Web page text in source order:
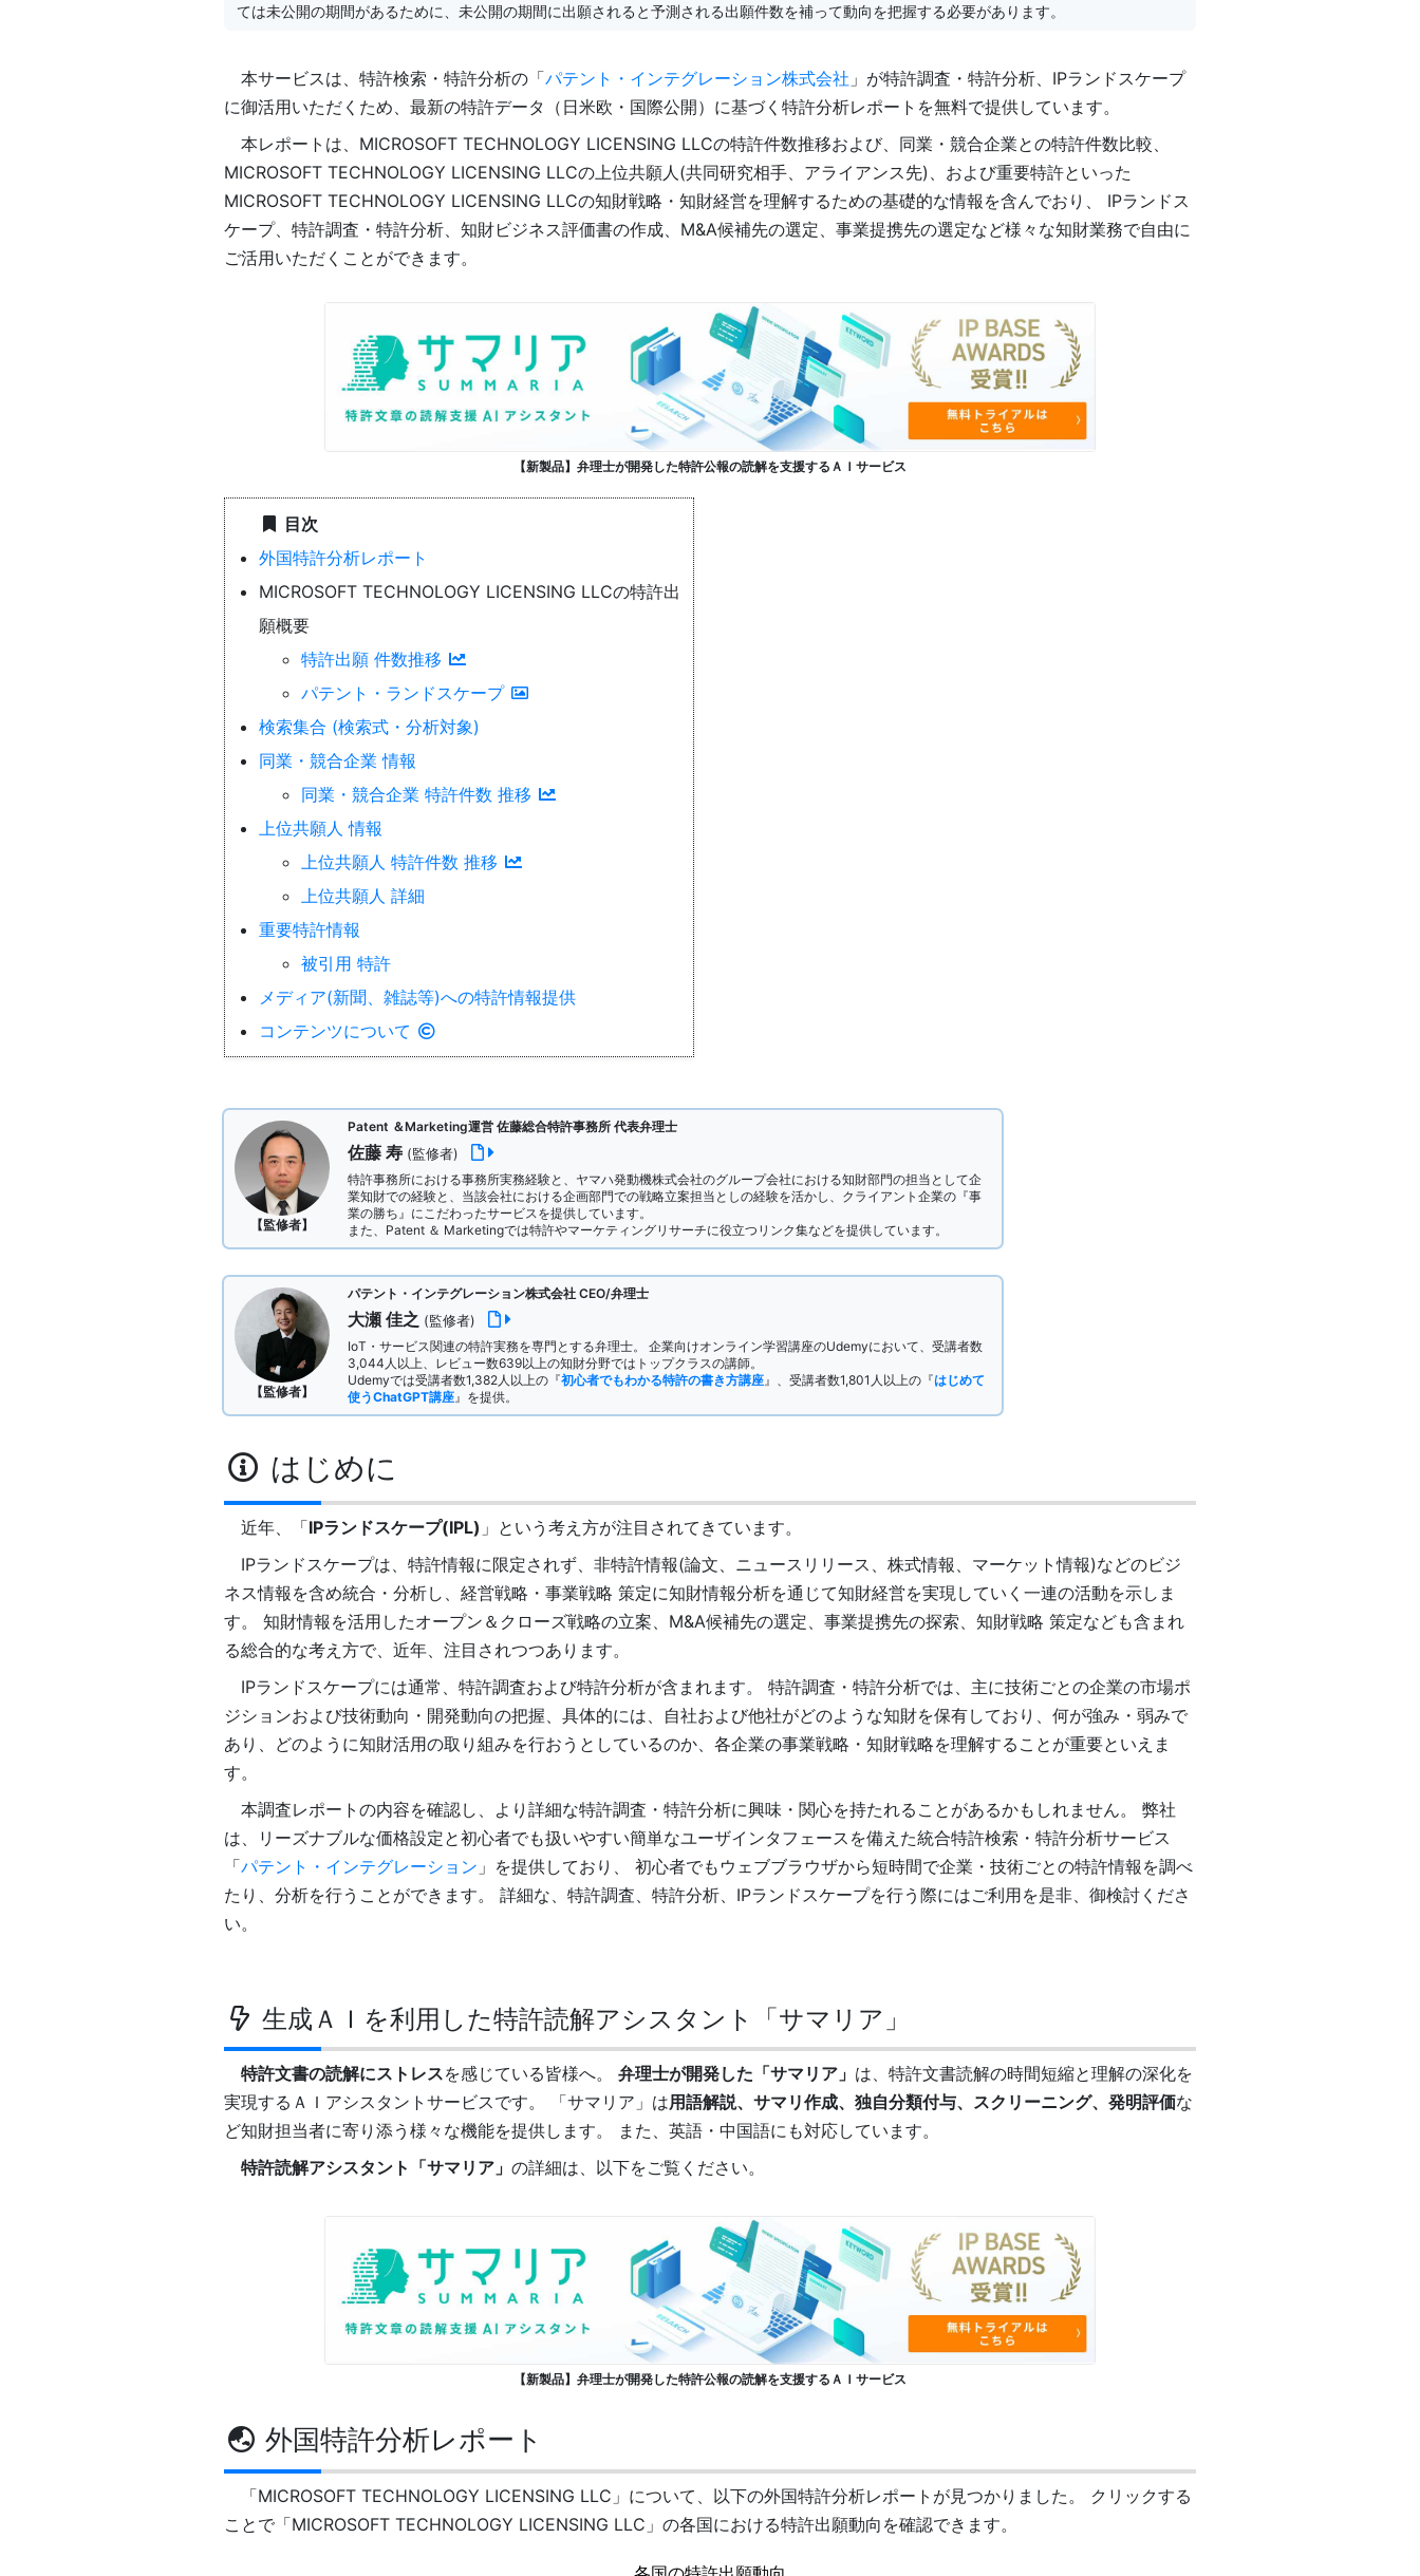
ては未公開の期間があるために、未公開の期間に出願されると予測される出願件数を補って動向を把握する必要があります。
本サービスは、特許検索・特許分析の「パテント・インテグレーション株式会社 」が特許調査・特許分析、IPランドスケープ
に御活用いただくため、最新の特許データ（日米欧・国際公開）に基づく特許分析レポートを無料で提供しています。
本レポートは、MICROSOFT TECHNOLOGY LICENSING LLCの特許件数推移および、同業・競合企業との特許件数比較、
MICROSOFT TECHNOLOGY LICENSING LLCの上位共願人(共同研究相手、アライアンス先)、および重要特許といった
MICROSOFT TECHNOLOGY LICENSING LLCの知財戦略・知財経営を理解するための基礎的な情報を含んでおり、 IPランドス
ケープ、特許調査・特許分析、知財ビジネス評価書の作成、M&A候補先の選定、事業提携先の選定など様々な知財業務で自由に
ご活用いただくことができます。
【新製品】弁理士が開発した特許公報の読解を支援するＡＩサービス
目次
外国特許分析レポート
MICROSOFT TECHNOLOGY LICENSING LLCの特許出
願概要
特許出願 件数推移
パテント・ランドスケープ
検索集合 (検索式・分析対象)
同業・競合企業 情報
同業・競合企業 特許件数 推移
上位共願人 情報
上位共願人 特許件数 推移
上位共願人 詳細
重要特許情報
被引用 特許
メディア(新聞、雑誌等)への特許情報提供
コンテンツについて
【監修者】
Patent ＆Marketing運営 佐藤総合特許事務所 代表弁理士
佐藤 寿 (監修者)
特許事務所における事務所実務経験と、ヤマハ発動機株式会社のグループ会社における知財部門の担当として企
業知財での経験と、当該会社における企画部門での戦略立案担当としの経験を活かし、クライアント企業の『事
業の勝ち』にこだわったサービスを提供しています。
また、Patent ＆ Marketingでは特許やマーケティングリサーチに役立つリンク集などを提供しています。
【監修者】
パテント・インテグレーション株式会社 CEO/弁理士
大瀬 佳之 (監修者)
IoT・サービス関連の特許実務を専門とする弁理士。 企業向けオンライン学習講座のUdemyにおいて、受講者数
3,044人以上、レビュー数639以上の知財分野ではトップクラスの講師。
Udemyでは受講者数1,382人以上の『初心者でもわかる特許の書き方講座』、受講者数1,801人以上の『はじめて
使うChatGPT講座』を提供。
はじめに
近年、「IPランドスケープ(IPL) 」という考え方が注目されてきています。
IPランドスケープは、特許情報に限定されず、非特許情報(論文、ニュースリリース、株式情報、マーケット情報)などのビジ
ネス情報を含め統合・分析し、経営戦略・事業戦略 策定に知財情報分析を通じて知財経営を実現していく一連の活動を示しま
す。 知財情報を活用したオープン＆クローズ戦略の立案、M&A候補先の選定、事業提携先の探索、知財戦略 策定なども含まれ
る総合的な考え方で、近年、注目されつつあります。
IPランドスケープには通常、特許調査および特許分析が含まれます。 特許調査・特許分析では、主に技術ごとの企業の市場ポ
ジションおよび技術動向・開発動向の把握、具体的には、自社および他社がどのような知財を保有しており、何が強み・弱みで
あり、どのように知財活用の取り組みを行おうとしているのか、各企業の事業戦略・知財戦略を理解することが重要といえま
す。
本調査レポートの内容を確認し、より詳細な特許調査・特許分析に興味・関心を持たれることがあるかもしれません。 弊社
は、リーズナブルな価格設定と初心者でも扱いやすい簡単なユーザインタフェースを備えた統合特許検索・特許分析サービス
「パテント・インテグレーション 」を提供しており、 初心者でもウェブブラウザから短時間で企業・技術ごとの特許情報を調べ
たり、分析を行うことができます。 詳細な、特許調査、特許分析、IPランドスケープを行う際にはご利用を是非、御検討くださ
い。
生成ＡＩを利用した特許読解アシスタント「サマリア」
特許文書の読解にストレスを感じている皆様へ。 弁理士が開発した「サマリア」 は、特許文書読解の時間短縮と理解の深化を
実現するＡＩアシスタントサービスです。 「サマリア」は用語解説、サマリ作成、独自分類付与、スクリーニング、発明評価な
ど知財担当者に寄り添う様々な機能を提供します。 また、英語・中国語にも対応しています。
特許読解アシスタント「サマリア」 の詳細は、以下をご覧ください。
【新製品】弁理士が開発した特許公報の読解を支援するＡＩサービス
外国特許分析レポート
「MICROSOFT TECHNOLOGY LICENSING LLC」について、以下の外国特許分析レポートが見つかりました。 クリックする
ことで「MICROSOFT TECHNOLOGY LICENSING LLC」の各国における特許出願動向を確認できます。